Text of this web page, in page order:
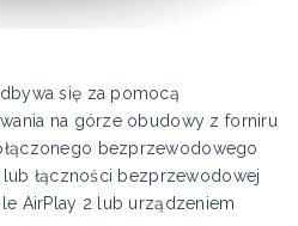
się za pomocą
na górze obudowy z forniru
bezprzewodowego
łączności bezprzewodowej
AirPlay 2 lub urządzeniem